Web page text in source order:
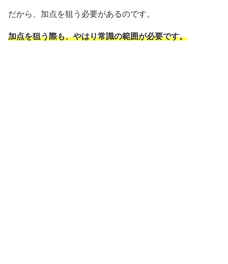
だから、加点を狙う必要があるのです。
加点を狙う際も、やはり常識の範囲が必要です。